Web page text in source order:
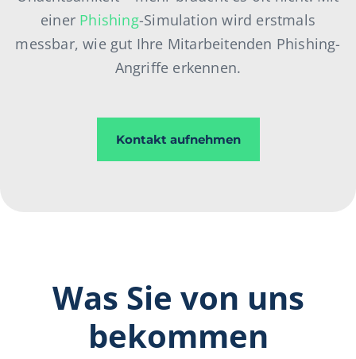
einer Phishing-Simulation wird erstmals
messbar, wie gut Ihre Mitarbeitenden Phishing-
Angriffe erkennen.
Kontakt aufnehmen
Was Sie von uns
bekommen